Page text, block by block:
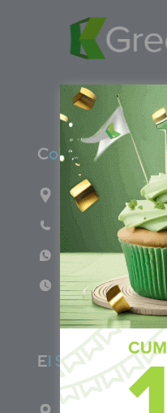
Colombia
Carrera 71G #117-
Teléfono: (601)
WhatsApp: +57
Lun - Vie 8:00am
El Salvador
1ro Cll Pte, y 61